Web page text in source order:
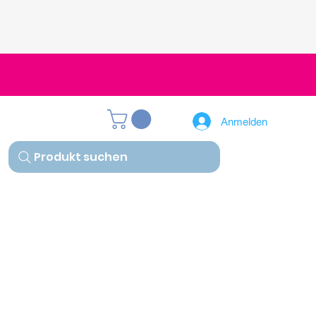
Produkt suchen
Anmelden